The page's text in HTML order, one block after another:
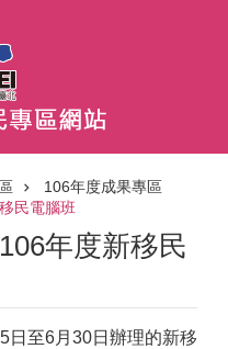
106年度成果專區
民電腦班
年度新移民
日至6月30日辦理的新移